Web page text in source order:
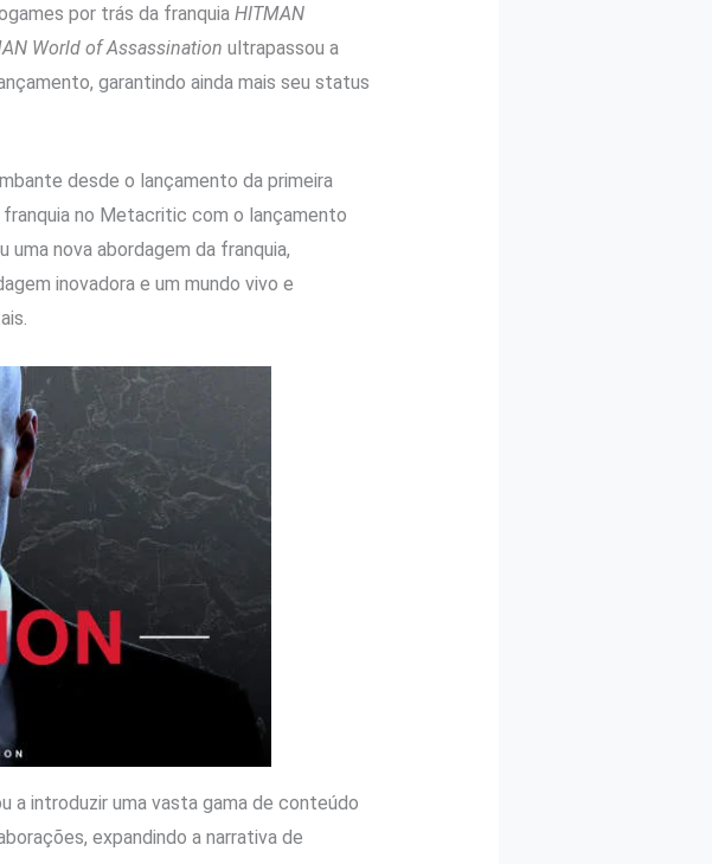
por trás da franquia HITMAN
World of Assassination ultrapassou a
garantindo ainda mais seu status
desde o lançamento da primeira
no Metacritic com o lançamento
uma nova abordagem da franquia,
inovadora e um mundo vivo e
a introduzir uma vasta gama de conteúdo
expandindo a narrativa de